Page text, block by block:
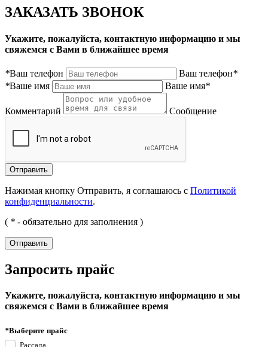
ЗАКАЗАТЬ ЗВОНОК
Укажите, пожалуйста, контактную информацию и мы
свяжемся с Вами в ближайшее время
*Ваш телефон Ваш телефон*
*Ваше имя Ваше имя*
Комментарий Сообщение
Нажимая кнопку Отправить, я соглашаюсь с Политикой
конфиденциальности.
( * - обязательно для заполнения )
Запросить прайс
Укажите, пожалуйста, контактную информацию и мы
свяжемся с Вами в ближайшее время
*Выберите прайс
Рассада